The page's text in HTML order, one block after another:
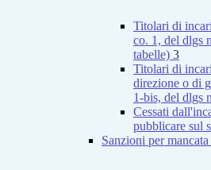
Titolari di
co. 1, del dlgs
tabelle) 3
Titolari di
direzione o di
1-bis, del dlgs
Cessati
pubblicare sul
Sanzioni per